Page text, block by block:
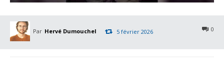
Par Hervé Dumouchel 0
5 février 2026